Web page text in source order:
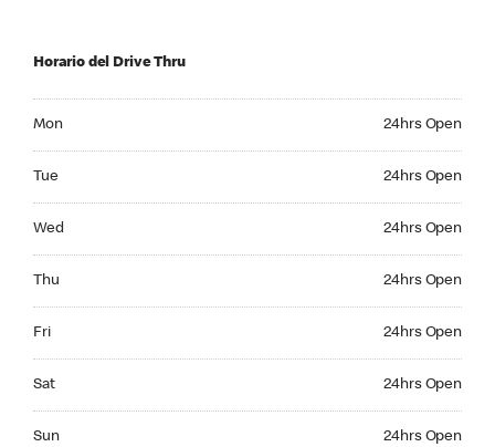
Horario del Drive Thru
Mon 24hrs Open
Tue 24hrs Open
Wed 24hrs Open
Thu 24hrs Open
Fri 24hrs Open
Sat 24hrs Open
Sun 24hrs Open